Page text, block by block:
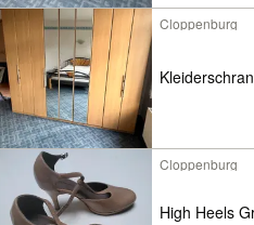
Cloppenburg
Cloppenburg
High Heels